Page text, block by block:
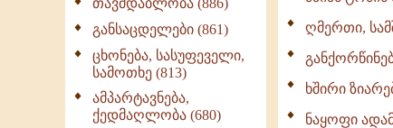
თავმდაბლობა (886)
განსაცდელები (861)
ცხონება, სასუფეველი,
სამოთხე (813)
ამპარტავნება,
ქედმაღლობა (680)
ღმერთი,
ხშირი
ნაყოფი